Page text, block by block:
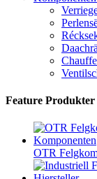
Feature Produkter
OTR